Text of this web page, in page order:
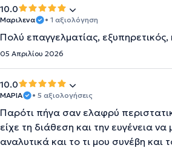
10.0
Μαριλενα • 1 αξιολόγηση
Πολύ επαγγελματίας, εξυπηρετικός,
05 Απριλίου 2026
10.0
ΜΑΡΙΑ • 5 αξιολογήσεις
Παρότι πήγα σαν ελαφρύ
είχε τη διάθεση και την ευγένεια
αναλυτικά και το τι μου συνέβη και